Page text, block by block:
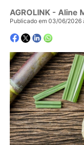
AGROLINK - Aline
Publicado em 03/06/2026